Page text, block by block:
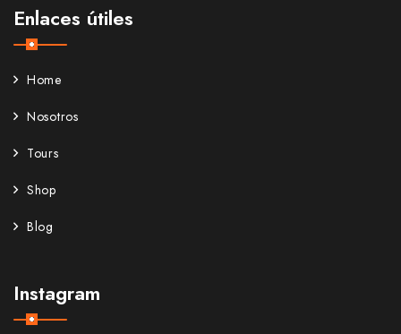
Enlaces útiles
Home
Nosotros
Tours
Shop
Blog
Instagram